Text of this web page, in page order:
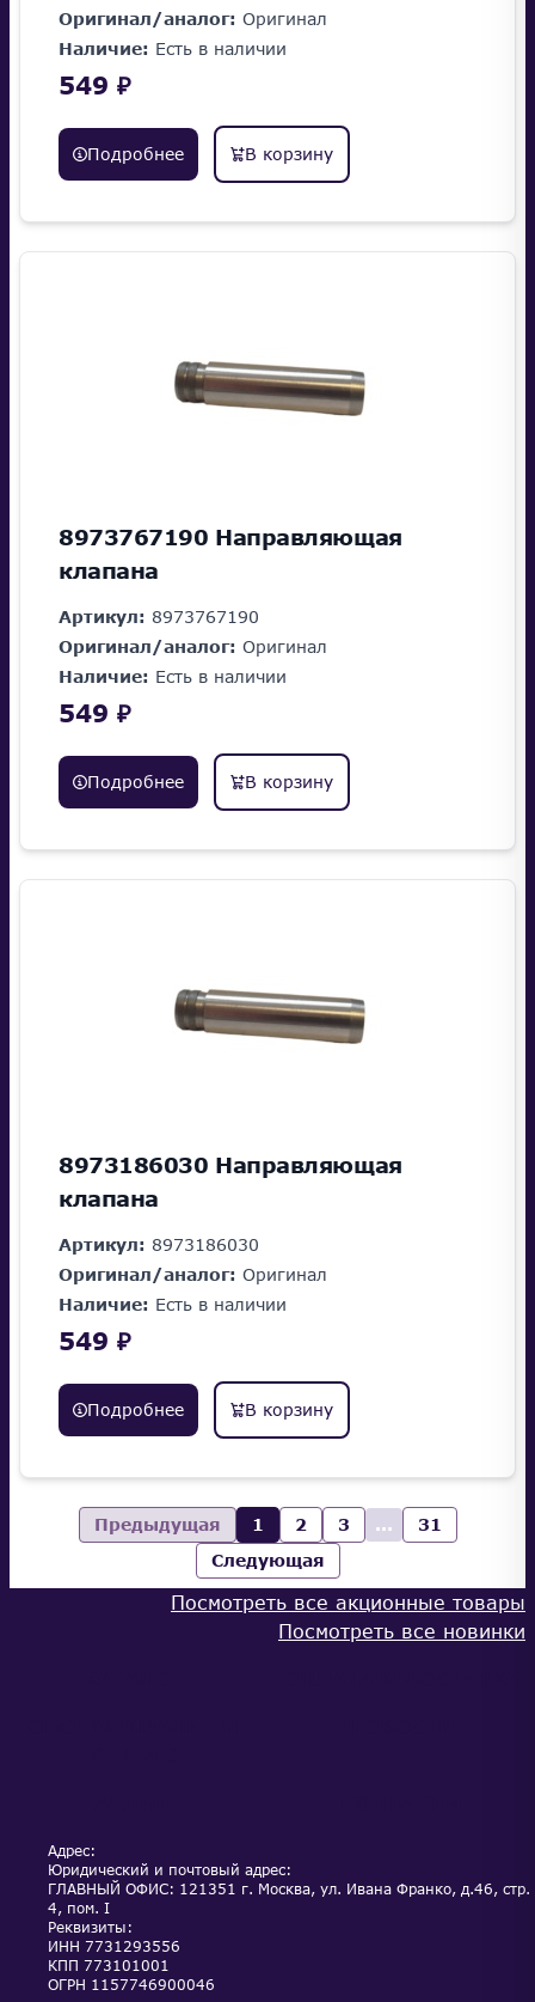
Оригинал/аналог: Оригинал
Наличие: Есть в наличии
549 ₽
Подробнее В корзину
8973767190 Направляющая
клапана
Артикул: 8973767190
Оригинал/аналог: Оригинал
Наличие: Есть в наличии
549 ₽
Подробнее В корзину
8973186030 Направляющая
клапана
Артикул: 8973186030
Оригинал/аналог: Оригинал
Наличие: Есть в наличии
549 ₽
Подробнее В корзину
Предыдущая 1 2 3 ...
31
Следующая
Посмотреть все акционные товары
Посмотреть все новинки
Адрес:
Юридический и почтовый адрес:
ГЛАВНЫЙ ОФИС: 121351 г. Москва, ул. Ивана Франко, д.46, стр.
4, пом. I
Реквизиты:
ИНН 7731293556
КПП 773101001
ОГРН 1157746900046